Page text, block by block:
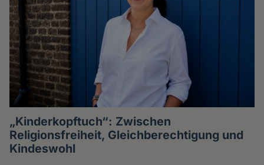
„Kinderkopftuch“: Zwischen
Religionsfreiheit, Gleichberechtigung und
Kindeswohl